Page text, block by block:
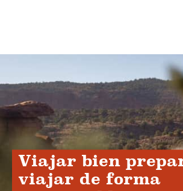
Viajar bien
viajar de forma